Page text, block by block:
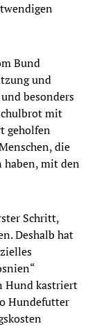
Bund
und
besonders
mit
geholfen
die
haben, mit den
Schritt,
Deshalb hat
Hund kastriert
Hundefutter